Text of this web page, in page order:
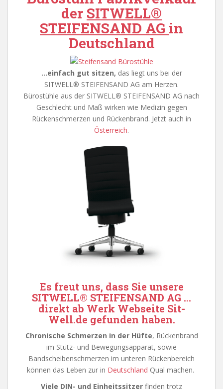
der SITWELL®
STEIFENSAND AG in
Deutschland
…einfach gut sitzen, das liegt uns bei der
SITWELL® STEIFENSAND AG am Herzen.
Bürostühle aus der SITWELL ® STEIFENSAND AG nach
Geschlecht und Maß wirken wie Medizin gegen
Rückenschmerzen und Rückenbrand. Jetzt auch in
Österreich.
Es freut uns, dass Sie unsere
SITWELL® STEIFENSAND AG …
direkt ab Werk Webseite Sit-
Well.de gefunden haben.
Chronische Schmerzen in der Hüfte, Rückenbrand
im Stütz- und Bewegungsapparat, sowie
Bandscheibenschmerzen im unteren Rückenbereich
können das Leben zur in Deutschland Qual machen.
Viele DIN- und Einheitssitzer finden trotz